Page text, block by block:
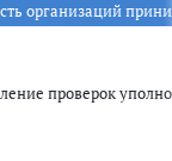
организаций
проверок